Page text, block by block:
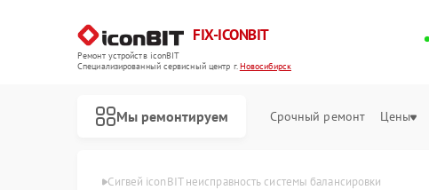
FIX-ICONBIT
Ремонт устройств iconBIT
Специализированный cервисный центр г.Новосибирск
Мы ремонтируем Срочный ремонт Цены
в Новосибирске Сигвей iconBIT неисправность системы балансировки